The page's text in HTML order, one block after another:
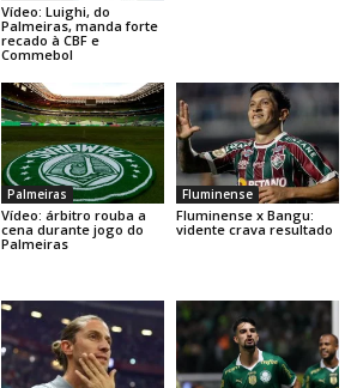
Vídeo: Luighi, do
Palmeiras, manda forte
recado à CBF e
Commebol
Palmeiras
Vídeo: árbitro rouba a
cena durante jogo do
Palmeiras
Fluminense
Fluminense x Bangu:
vidente crava resultado